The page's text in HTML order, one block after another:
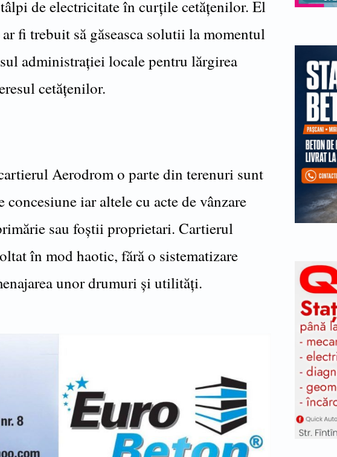
de electricitate în curțile cetățenilor. El
fi trebuit să găseasca solutii la momentul
administrației locale pentru lărgirea
cetățenilor.
Aerodrom o parte din terenuri sunt
concesiune iar altele cu acte de vânzare
sau foștii proprietari. Cartierul
în mod haotic, fără o sistematizare
unor drumuri și utilități.